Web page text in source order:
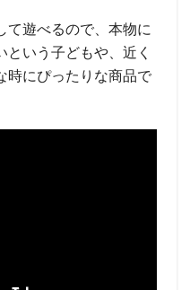
て遊べるので、本物に
いう子どもや、近く
時にぴったりな商品で